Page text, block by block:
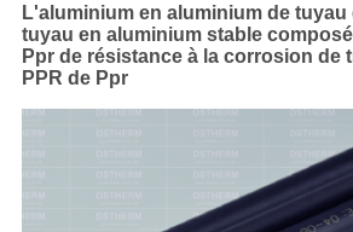
L'aluminium en aluminium de tuyau
tuyau en aluminium stable
Ppr de résistance à la corrosion de
PPR de Ppr